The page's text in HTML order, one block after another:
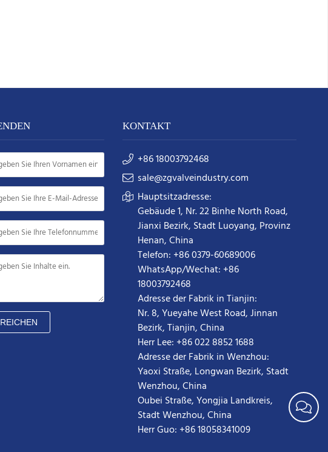
KONTAKT
+86 18003792468
sale@zgvalveindustry.com
Hauptsitzadresse:
Gebäude 1, Nr. 22 Binhe North Road,
Jianxi Bezirk, Stadt Luoyang, Provinz
Henan, China
Telefon: +86 0379-60689006
WhatsApp/Wechat: +86
18003792468
Adresse der Fabrik in Tianjin:
Nr. 8, Yueyahe West Road, Jinnan
Bezirk, Tianjin, China
Herr Lee: +86 022 8852 1688
Adresse der Fabrik in Wenzhou:
Yaoxi Straße, Longwan Bezirk, Stadt
Wenzhou, China
Oubei Straße, Yongjia Landkreis,
Stadt Wenzhou, China
Herr Guo: +86 18058341009